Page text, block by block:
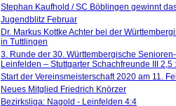
Stephan Kaufhold / SC Böblingen gewinnt
Jugendblitz Februar
Dr. Markus Kottke Achter bei der
in Tuttlingen
3. Runde der 30. Württembergische
Leinfelden – Stuttgarter Schachfreunde III 2,5
Start der Vereinsmeisterschaft 2020 am 11.
Neues Mitglied Friedrich Knörzer
Bezirksliga: Nagold - Leinfelden 4:4